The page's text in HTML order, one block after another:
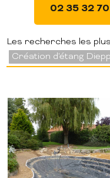
02 35 32
Les recherches les
Création d'étang